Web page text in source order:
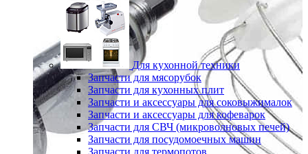
Для кухонной техники
Запчасти для мясорубок
Запчасти для кухонных плит
Запчасти и аксессуары для соковыжималок
Запчасти и аксессуары для кофеварок
Запчасти для СВЧ (микроволновых печей)
Запчасти для посудомоечных машин
Запчасти для термопотов